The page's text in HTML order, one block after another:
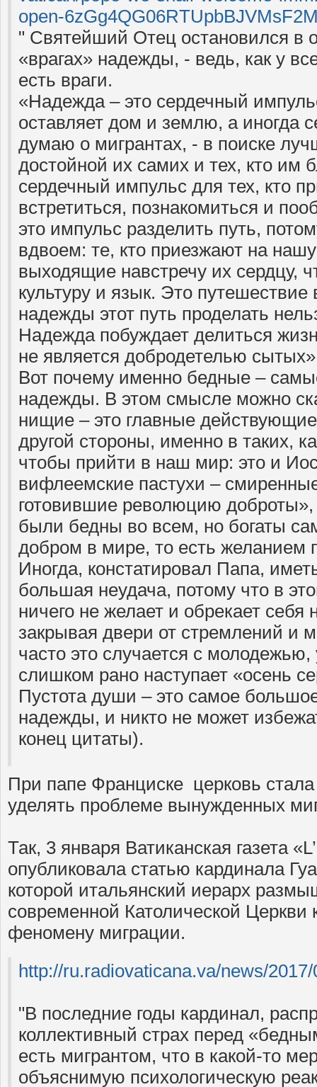
open-
" Святейший Отец остановился в
«врагах» надежды, - ведь, как у
есть враги.
«Надежда – это сердечный
оставляет дом и землю, а иногда
думаю о мигрантах, - в поиске
достойной их самих и тех, кто им
сердечный импульс для тех, кто
встретиться, познакомиться и
это импульс разделить путь,
вдвоем: те, кто приезжают на
выходящие навстречу их сердцу,
культуру и язык. Это
надежды этот путь проделать
Надежда побуждает делиться
не является добродетелью
Вот почему именно бедные –
надежды. В этом смысле можно
нищие – это главные
другой стороны, именно в таких,
чтобы прийти в наш мир: это и
вифлеемские пастухи –
готовившие революцию
были бедны во всем, но богаты
добром в мире, то есть желанием
Иногда, констатировал Папа,
большая неудача, потому что в
ничего не желает и обрекает
закрывая двери от стремлений и
часто это случается с молодежью,
слишком рано наступает «осень
Пустота души – это самое
надежды, и никто не может
конец цитаты).
При папе Франциске церковь
уделять проблеме вынужденных
Так, 3 января Ватиканская газета
опубликовала статью кардинала
которой итальянский иерарх
современной Католической Церкви
феномену миграции.
http://ru.radiovaticana.va/news/
"В последние годы кардинал,
коллективный страх перед
есть мигрантом, что в какой-то
объяснимую психологическую